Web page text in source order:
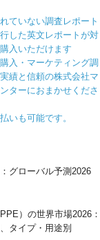
ていない調査レポート
した英文レポートが対
入いただけます
入・マーケティング調
績と信頼の株式会社マ
ターにおまかせくださ
いも可能です。
グローバル予測2026
）の世界市場2026：
タイプ・用途別